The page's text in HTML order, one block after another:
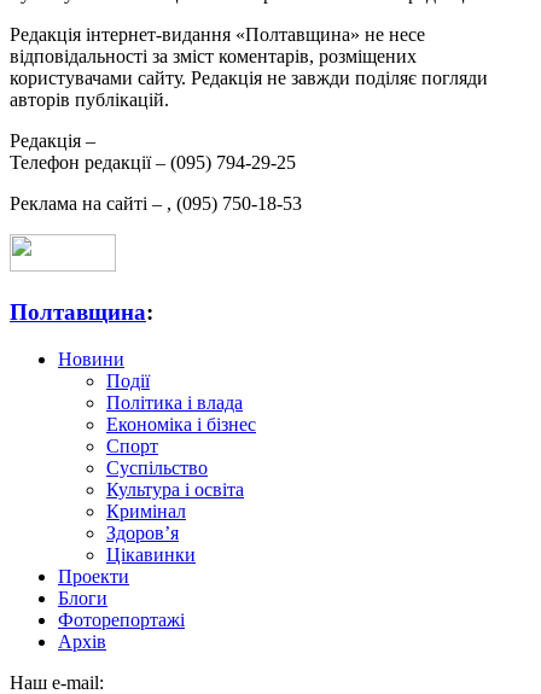
Редакція інтернет-видання «Полтавщина» не несе
відповідальності за зміст коментарів, розміщених
користувачами сайту. Редакція не завжди поділяє погляди
авторів публікацій.
Редакція –
Телефон редакції – (095) 794-29-25
Реклама на сайті – , (095) 750-18-53
Полтавщина:
Новини
Події
Політика і влада
Економіка і бізнес
Спорт
Суспільство
Культура і освіта
Кримінал
Здоров’я
Цікавинки
Проекти
Блоги
Фоторепортажі
Архів
Наш e-mail: